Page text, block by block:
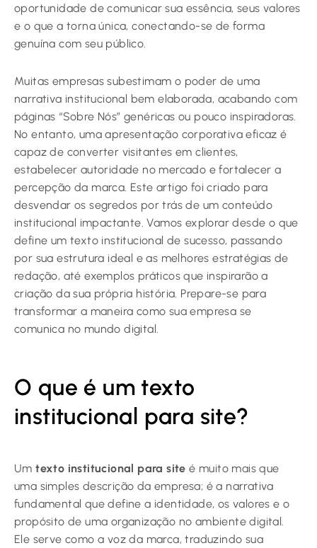
oportunidade de comunicar sua essência, seus valores
e o que a torna única, conectando-se de forma
genuína com seu público.
Muitas empresas subestimam o poder de uma
narrativa institucional bem elaborada, acabando com
páginas “Sobre Nós” genéricas ou pouco inspiradoras.
No entanto, uma apresentação corporativa eficaz é
capaz de converter visitantes em clientes,
estabelecer autoridade no mercado e fortalecer a
percepção da marca. Este artigo foi criado para
desvendar os segredos por trás de um conteúdo
institucional impactante. Vamos explorar desde o que
define um texto institucional de sucesso, passando
por sua estrutura ideal e as melhores estratégias de
redação, até exemplos práticos que inspirarão a
criação da sua própria história. Prepare-se para
transformar a maneira como sua empresa se
comunica no mundo digital.
O que é um texto
institucional para site?
Umtexto institucional para site é muito mais que
uma simples descrição da empresa; é a narrativa
fundamental que define a identidade, os valores e o
propósito de uma organização no ambiente digital.
Ele serve como a voz da marca, traduzindo sua